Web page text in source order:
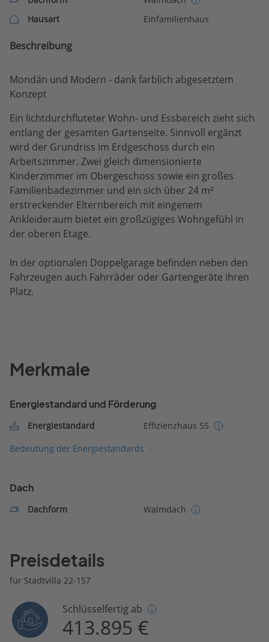
Hausart
Einfamilienhaus
Beschreibung
Mondän und Modern - dank farblich abgesetztem
Konzept
Ein lichtdurchfluteter Wohn- und Essbereich zieht sich
entlang der gesamten Gartenseite. Sinnvoll ergänzt
wird der Grundriss im Erdgeschoss durch ein
Arbeitszimmer. Zwei gleich dimensionierte
Kinderzimmer im Obergeschoss sowie ein großes
Familienbadezimmer und ein sich über 24 m²
erstreckender Elternbereich mit eingenem
Ankleideraum bietet ein großzügiges Wohngefühl in
der oberen Etage.
In der optionalen Doppelgarage befinden neben den
Fahrzeugen auch Fahrräder oder Gartengeräte ihren
Platz.
Merkmale
Energiestandard und Förderung
Energiestandard
Effizienzhaus 55
Bedeutung der Energiestandards
Dach
Dachform Walmdach
Preisdetails
für Stadtvilla 22-157
Schlüsselfertig ab
413.895 €